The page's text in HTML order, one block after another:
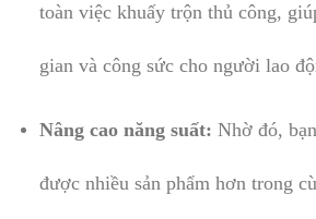
toàn việc khuấy trộn thủ công,
gian và công sức cho người lao
Nâng cao năng suất: Nhờ đó,
được nhiều sản phẩm hơn trong